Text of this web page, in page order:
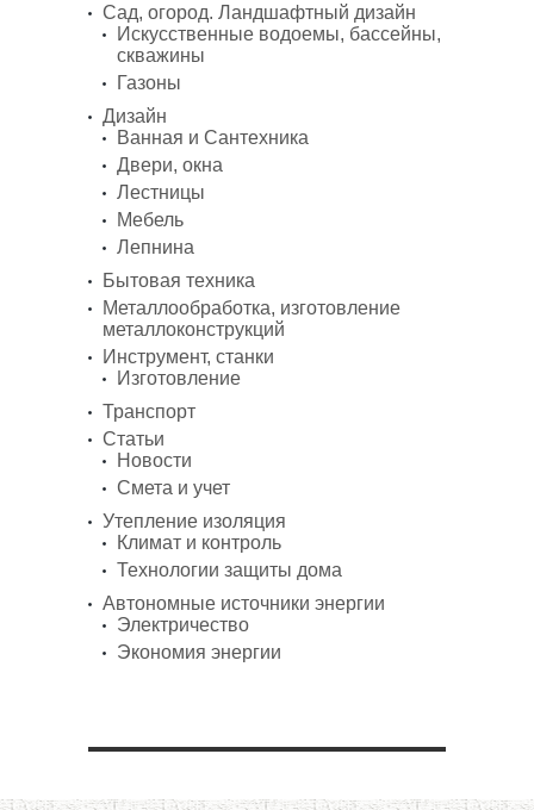
Сад, огород. Ландшафтный дизайн
Искусственные водоемы, бассейны,
скважины
Газоны
Дизайн
Ванная и Сантехника
Двери, окна
Лестницы
Мебель
Лепнина
Бытовая техника
Металлообработка, изготовление
металлоконструкций
Инструмент, станки
Изготовление
Транспорт
Статьи
Новости
Смета и учет
Утепление изоляция
Климат и контроль
Технологии защиты дома
Автономные источники энергии
Электричество
Экономия энергии